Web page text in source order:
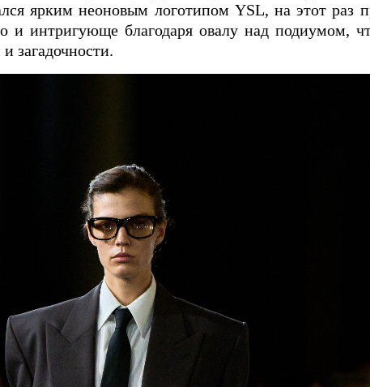
ярким неоновым логотипом YSL, на этот раз
и интригующе благодаря овалу над подиумом,
загадочности.